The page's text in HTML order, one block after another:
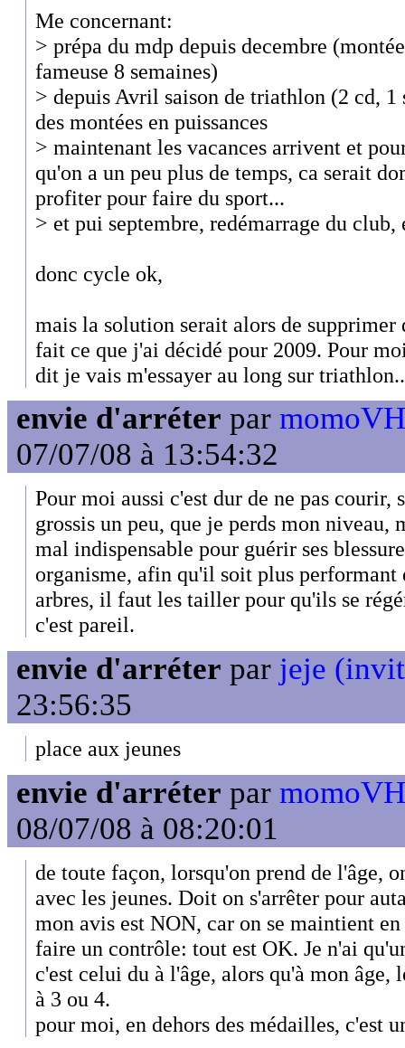
Me concernant:
> prépa du mdp depuis decembre
fameuse 8 semaines)
> depuis Avril saison de triathlon (2 cd,
des montées en puissances
> maintenant les vacances arrivent et
qu'on a un peu plus de temps, ca serait
profiter pour faire du sport...
> et pui septembre, redémarrage du club,
donc cycle ok,
mais la solution serait alors de supprimer
fait ce que j'ai décidé pour 2009. Pour
dit je vais m'essayer au long sur
envie d'arréter par
07/07/08 à 13:54:32
Pour moi aussi c'est dur de ne pas courir,
grossis un peu, que je perds mon niveau,
mal indispensable pour guérir ses
organisme, afin qu'il soit plus performant
arbres, il faut les tailler pour qu'ils se
c'est pareil.
envie d'arréter par jeje
23:56:35
place aux jeunes
envie d'arréter par
08/07/08 à 08:20:01
de toute façon, lorsqu'on prend de l'âge,
avec les jeunes. Doit on s'arrêter pour
mon avis est NON, car on se maintient en
faire un contrôle: tout est OK. Je n'ai
c'est celui du à l'âge, alors qu'à mon âge,
à 3 ou 4.
pour moi, en dehors des médailles, c'est